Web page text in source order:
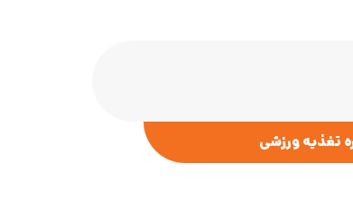
تغذیه ورزشی